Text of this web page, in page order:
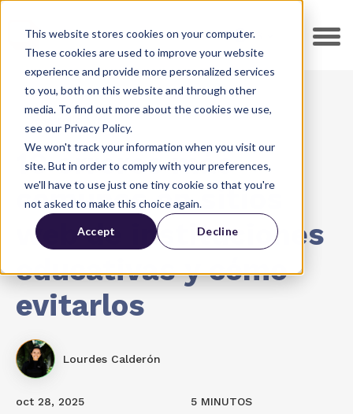
This website stores cookies on your computer.
These cookies are used to improve your website
experience and provide more personalized services
to you, both on this website and through other
media. To find out more about the cookies we use,
see our Privacy Policy.
We won't track your information when you visit our
site. But in order to comply with your preferences,
we'll have to use just one tiny cookie so that you're
not asked to make this choice again.
Accept Decline
ES
10 errores más
comunes en sitios
web de instituciones
educativas y cómo
evitarlos
Lourdes Calderón
oct 28, 2025 5 MINUTOS